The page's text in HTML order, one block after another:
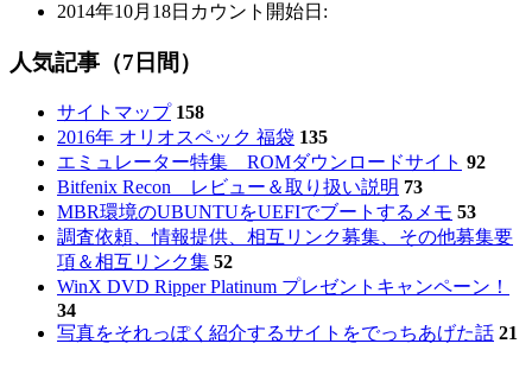
2014年10月18日 カウント開始日:
人気記事（7日間）
サイトマップ 158
2016年 オリオスペック 福袋 135
エミュレーター特集 ROMダウンロードサイト 92
Bitfenix Recon レビュー＆取り扱い説明 73
MBR環境のUBUNTUをUEFIでブートするメモ 53
調査依頼、情報提供、相互リンク募集、その他募集要
項＆相互リンク集 52
WinX DVD Ripper Platinum プレゼントキャンペーン！
34
写真をそれっぽく紹介するサイトをでっちあげた話 21